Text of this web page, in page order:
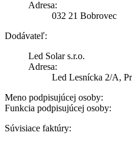
Adresa:
032 21 Bobrovec
Dodávateľ:
Led Solar s.r.o.
Adresa:
Led Lesnícka 2/A,
Meno podpisujúcej osoby:
Funkcia podpisujúcej osoby:
Súvisiace faktúry: